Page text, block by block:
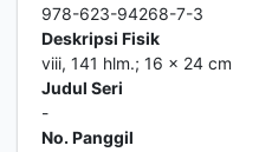
978-623-94268-7-3
Deskripsi Fisik
viii, 141 hlm.; 16 x 24 cm
Judul Seri
-
No. Panggil